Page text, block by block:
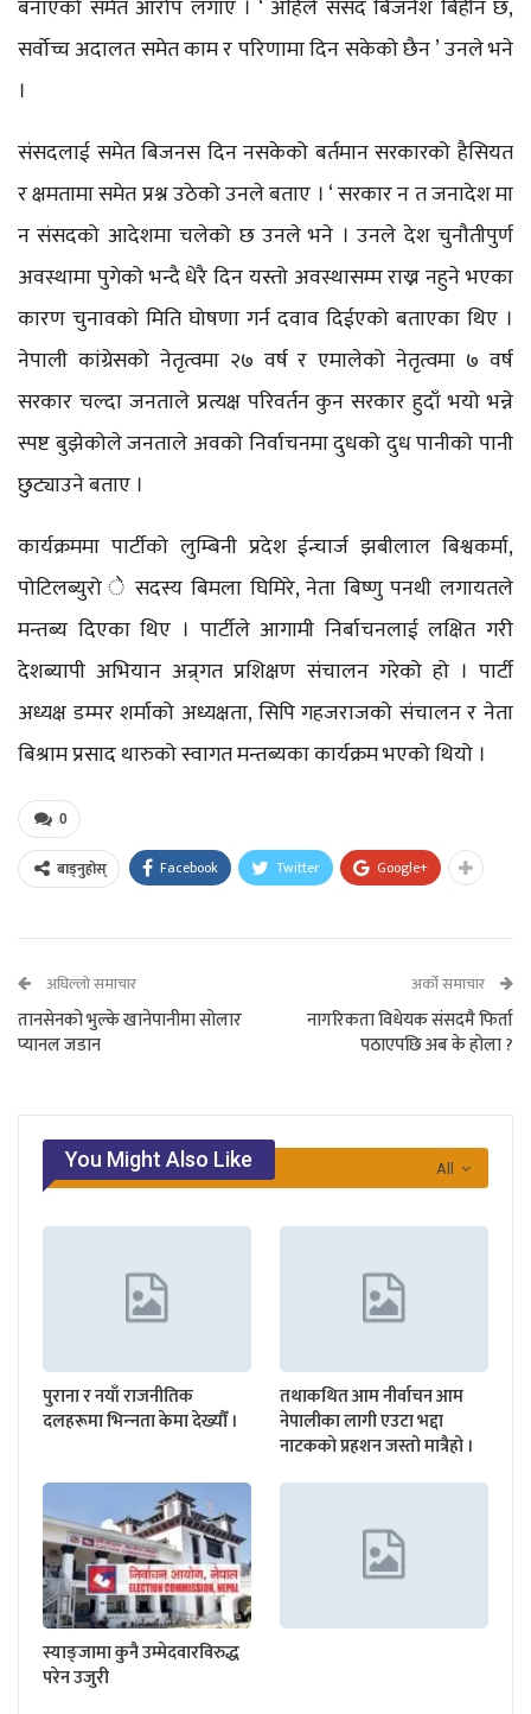
बनाएको समेत आरोप लगाए । ‘ अहिले संसद बिजनेश बिहीन छ,
सर्वोच्च अदालत समेत काम र परिणामा दिन सकेको छैन ’ उनले भने
।
संसदलाई समेत बिजनस दिन नसकेको बर्तमान सरकारको हैसियत
र क्षमतामा समेत प्रश्न उठेको उनले बताए । ‘ सरकार न त जनादेश मा
न संसदको आदेशमा चलेको छ उनले भने । उनले देश चुनौतीपुर्ण
अवस्थामा पुगेको भन्दै धेरै दिन यस्तो अवस्थासम्म राख्न नहुने भएका
कारण चुनावको मिति घोषणा गर्न दवाव दिईएको बताएका थिए ।
नेपाली कांग्रेसको नेतृत्वमा २७ वर्ष र एमालेको नेतृत्वमा ७ वर्ष
सरकार चल्दा जनताले प्रत्यक्ष परिवर्तन कुन सरकार हुदाँ भयो भन्ने
स्पष्ट बुझेकोले जनताले अवको निर्वाचनमा दुधको दुध पानीको पानी
छुट्याउने बताए ।
कार्यक्रममा पार्टीको लुम्बिनी प्रदेश ईन्चार्ज झबीलाल बिश्वकर्मा,
पोटिलब्युरो े सदस्य बिमला घिमिरे, नेता बिष्णु पनथी लगायतले
मन्तब्य दिएका थिए । पार्टीले आगामी निर्बाचनलाई लक्षित गरी
देशब्यापी अभियान अन्र्गत प्रशिक्षण संचालन गरेको हो । पार्टी
अध्यक्ष डम्मर शर्माको अध्यक्षता, सिपि गहजराजको संचालन र नेता
बिश्राम प्रसाद थारुको स्वागत मन्तब्यका कार्यक्रम भएको थियो ।
0
बाड्नुहोस् Facebook Twitter Google+
अघिल्लो समाचार
तानसेनको भुल्के खानेपानीमा सोलार
प्यानल जडान
अर्को समाचार
नागरिकता विधेयक संसदमै फिर्ता
पठाएपछि अब के होला ?
All
You Might Also Like
पुराना र नयाँ राजनीतिक
दलहरूमा भिन्‍नता केमा देख्यौँ ।
तथाकथित आम नीर्वाचन आम
नेपालीका लागी एउटा भद्दा
नाटकको प्रहशन जस्तो मात्रैहो ।
स्याङ्जामा कुनै उम्मेदवारविरुद्ध
परेन उजुरी